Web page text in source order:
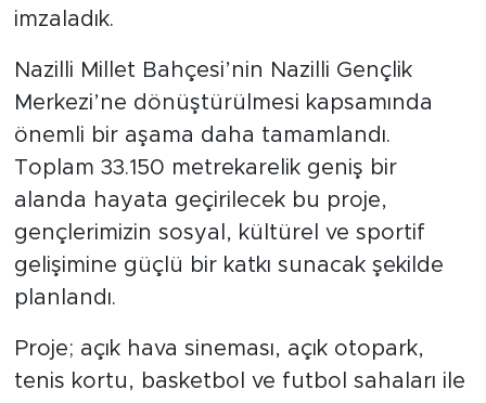
imzaladık.
Nazilli Millet Bahçesi’nin Nazilli Gençlik
Merkezi’ne dönüştürülmesi kapsamında
önemli bir aşama daha tamamlandı.
Toplam 33.150 metrekarelik geniş bir
alanda hayata geçirilecek bu proje,
gençlerimizin sosyal, kültürel ve sportif
gelişimine güçlü bir katkı sunacak şekilde
planlandı.
Proje; açık hava sineması, açık otopark,
tenis kortu, basketbol ve futbol sahaları ile